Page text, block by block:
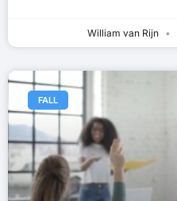
William van Rijn
FALL